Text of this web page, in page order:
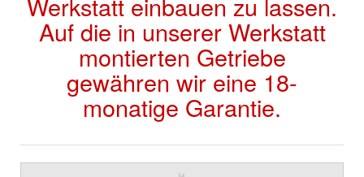
Auf die in unserer Werkstatt
montierten Getriebe
gewähren wir eine 18-
monatige Garantie.